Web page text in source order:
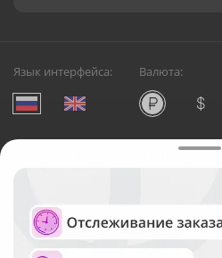
Язык интерфейса: Валюта:
Служба круглосуточной
Русский Букет, 2026
Общество с ограниченной
ОГРН: 1195476081745, ИНН:
Юридический адрес: г.